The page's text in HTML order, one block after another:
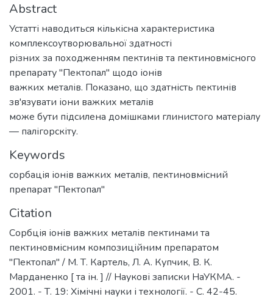
Abstract
Устатті наводиться кількісна характеристика
комплексоутворювальної здатності
різних за походженням пектинів та пектиновмісного
препарату "Пектопал" щодо іонів
важких металів. Показано, що здатність пектинів
зв'язувати іони важких металів
може бути підсилена домішками глинистого матеріалу
— палігорскіту.
Keywords
сорбація іонів важких металів, пектиновмісний
препарат "Пектопал"
Citation
Сорбція іонів важких металів пектинами та
пектиновмісним композиційним препаратом
"Пектопал" / М. Т. Картель, Л. А. Купчик, В. К.
Марданенко [ та ін. ] // Наукові записки НаУКМА. -
2001. - Т. 19: Хімічні науки і технології. - С. 42-45.